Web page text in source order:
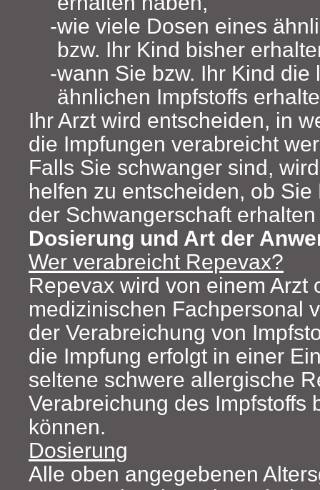
wie viele Dosen eines
bzw. Ihr Kind bisher
wann Sie bzw. Ihr Kind die
ähnlichen Impfstoffs
Ihr Arzt wird entscheiden, in
die Impfungen verabreicht
Falls Sie schwanger sind,
helfen zu entscheiden, ob
der Schwangerschaft
Dosierung und Art der
Wer verabreicht Repevax?
Repevax wird von einem Arzt
medizinischen Fachpersonal
der Verabreichung von
die Impfung erfolgt in einer
seltene schwere allergische
Verabreichung des Impfstoffs
können.
Dosierung
Alle oben angegebenen